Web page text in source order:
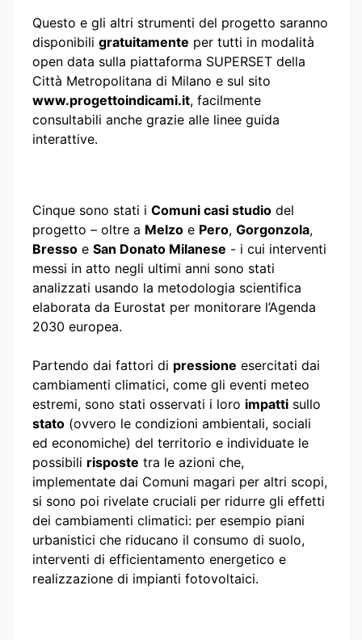
Questo e gli altri strumenti del progetto saranno
disponibili gratuitamente per tutti in modalità
open data sulla piattaforma SUPERSET della
Città Metropolitana di Milano e sul sito
www.progettoindicami.it, facilmente
consultabili anche grazie alle linee guida
interattive.
Cinque sono stati i Comuni casi studio del
progetto – oltre a Melzo e Pero, Gorgonzola,
Bresso e San Donato Milanese - i cui interventi
messi in atto negli ultimi anni sono stati
analizzati usando la metodologia scientifica
elaborata da Eurostat per monitorare l’Agenda
2030 europea.
Partendo dai fattori di pressione esercitati dai
cambiamenti climatici, come gli eventi meteo
estremi, sono stati osservati i loro impatti sullo
stato (ovvero le condizioni ambientali, sociali
ed economiche) del territorio e individuate le
possibili risposte tra le azioni che,
implementate dai Comuni magari per altri scopi,
si sono poi rivelate cruciali per ridurre gli effetti
dei cambiamenti climatici: per esempio piani
urbanistici che riducano il consumo di suolo,
interventi di efficientamento energetico e
realizzazione di impianti fotovoltaici.